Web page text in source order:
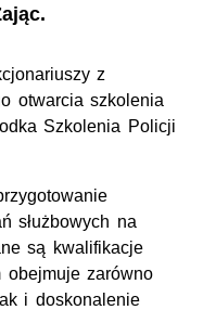
z
otwarcia szkolenia
Szkolenia Policji
służbowych na
są kwalifikacje
obejmuje zarówno
i doskonalenie